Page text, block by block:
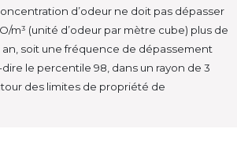
d’odeur ne doit pas dépasser
m³ (unité d’odeur par mètre cube) plus de
an, soit une fréquence de dépassement
dire le percentile 98, dans un rayon de 3
des limites de propriété de